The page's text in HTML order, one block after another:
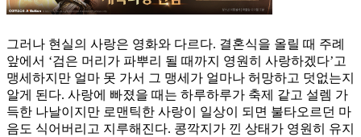
그러나 현실의 사랑은 영화와 다르다. 결혼식을 올릴 때 주례
앞에서 ‘검은 머리가 파뿌리 될 때까지 영원히 사랑하겠다’고
맹세하지만 얼마 못 가서 그 맹세가 얼마나 허망하고 덧없는지
알게 된다. 사랑에 빠졌을 때는 하루하루가 축제 같고 설렘 가
득한 나날이지만 로맨틱한 사랑이 일상이 되면 불타오르던 마
음도 식어버리고 지루해진다. 콩깍지가 낀 상태가 영원히 유지